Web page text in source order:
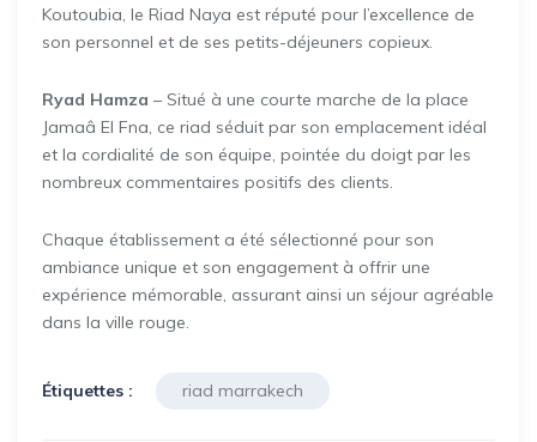
Koutoubia, le Riad Naya est réputé pour l’excellence de
son personnel et de ses petits-déjeuners copieux.
Ryad Hamza – Situé à une courte marche de la place
Jamaâ El Fna, ce riad séduit par son emplacement idéal
et la cordialité de son équipe, pointée du doigt par les
nombreux commentaires positifs des clients.
Chaque établissement a été sélectionné pour son
ambiance unique et son engagement à offrir une
expérience mémorable, assurant ainsi un séjour agréable
dans la ville rouge.
Étiquettes : riad marrakech